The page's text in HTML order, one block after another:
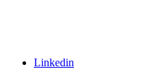
Linkedin